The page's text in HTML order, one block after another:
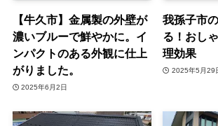
【牛久市】金属製の外壁が
濃いブルーで鮮やかに。イ
ンパクトのある外観に仕上
がりました。
2025年6月2日
我孫子市
る！おし
理効果
2025年5月29